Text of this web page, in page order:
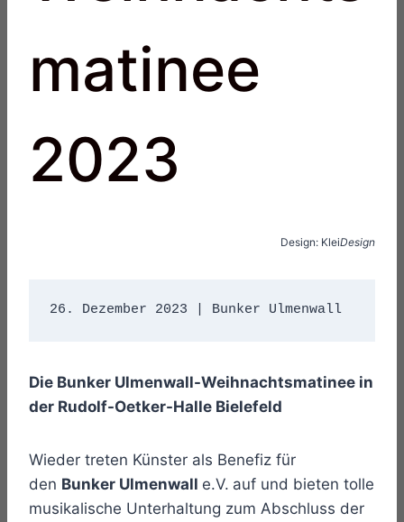
matinee
2023
Design: KleiDesign
26. Dezember 2023 | Bunker Ulmenwall
Die Bunker Ulmenwall-Weihnachtsmatinee in
der Rudolf-Oetker-Halle Bielefeld
Wieder treten Künster als Benefiz für
den Bunker Ulmenwall e.V. auf und bieten tolle
musikalische Unterhaltung zum Abschluss der